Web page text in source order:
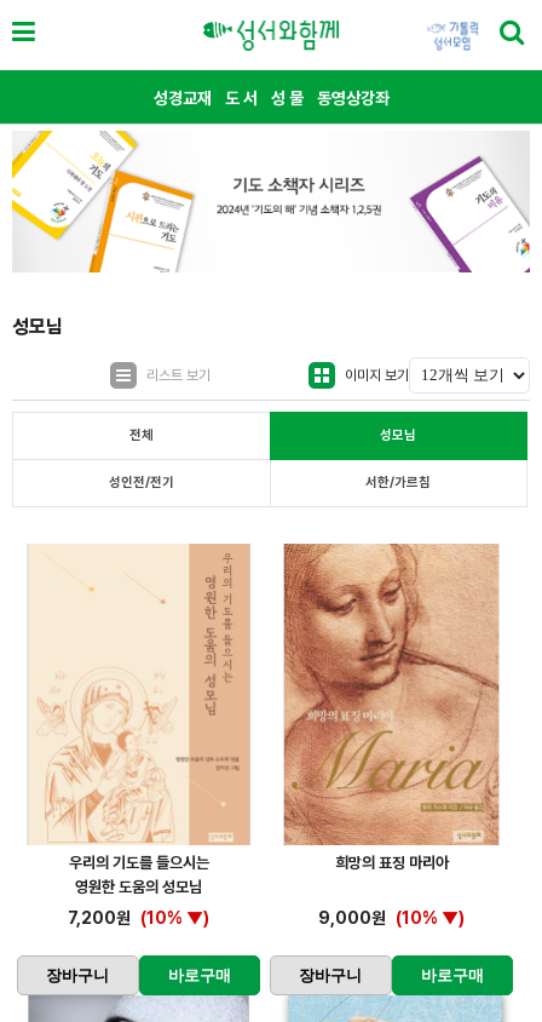
성경교재 도 서 성 물 동영상강좌
성모님
리스트 보기 이미지 보기
전체 성모님
성인전/전기 서한/가르침
우리의 기도를 들으시는
영원한 도움의 성모님
7,200원 (10% ▼)
장바구니 바로구매
희망의 표징 마리아
9,000원 (10% ▼)
장바구니 바로구매